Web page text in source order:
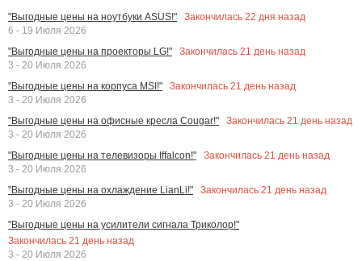
"Выгодные цены на ноутбуки ASUS!"
Закончилась 22 дня назад
6 - 19 Июля 2026
"Выгодные цены на проекторы LG!"
Закончилась 21 день назад
3 - 20 Июля 2026
"Выгодные цены на корпуса MSI!"
Закончилась 21 день назад
3 - 20 Июля 2026
"Выгодные цены на офисные кресла Cougar!"
Закончилась 21 день назад
3 - 20 Июля 2026
"Выгодные цены на телевизоры Iffalcon!"
Закончилась 21 день назад
3 - 20 Июля 2026
"Выгодные цены на охлаждение LianLi!"
Закончилась 21 день назад
3 - 20 Июля 2026
"Выгодные цены на усилители сигнала Триколор!"
Закончилась 21 день назад
3 - 20 Июля 2026